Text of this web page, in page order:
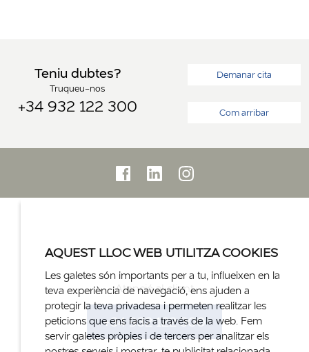
Teniu dubtes?
Truqueu-nos
+34 932 122 300
Demanar cita
Com arribar
Atenció al client
+34 932 122 300
AQUEST LLOC WEB UTILITZA COOKIES
Les galetes són importants per a tu, influeixen en la
teva experiència de navegació, ens ajuden a
protegir la teva privadesa i permeten realitzar les
peticions que ens facis a través de la web. Fem
servir galetes pròpies i de tercers per analitzar els